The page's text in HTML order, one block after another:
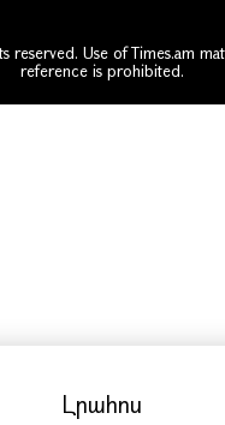
reserved. Use of Times.am
reference is prohibited.
Լրահոս